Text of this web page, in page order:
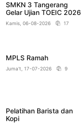
SMKN 3 Tangerang
Gelar Ujian TOEIC 2026
Kamis, 06-08-2026 17
MPLS Ramah
Juma't, 17-07-2026 9
Pelatihan Barista dan
Kopi